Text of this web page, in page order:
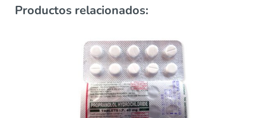
Productos relacionados:
Loniten